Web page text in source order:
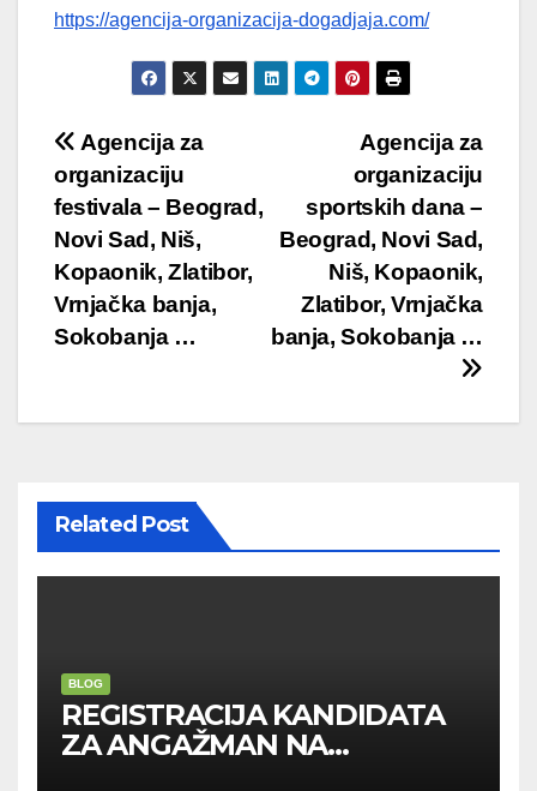
https://agencija-organizacija-dogadjaja.com/
Post
navigation
Agencija za
organizaciju
sportskih dana –
Beograd, Novi Sad,
Niš, Kopaonik,
Zlatibor, Vrnjačka
banja, Sokobanja …
Agencija za
organizaciju
festivala – Beograd,
Novi Sad, Niš,
Kopaonik, Zlatibor,
Vrnjačka banja,
Sokobanja …
Related Post
BLOG
REGISTRACIJA KANDIDATA
ZA ANGAŽMAN NA